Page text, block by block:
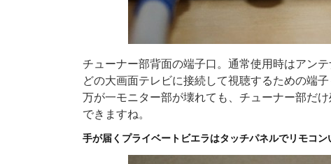
チューナー部背面の端子口。通常使用時はアン
どの大画面テレビに接続して視聴するための端子
万が一モニター部が壊れても、チューナー部だ
できますね。
手が届くプライベートビエラはタッチパネルでリモコン